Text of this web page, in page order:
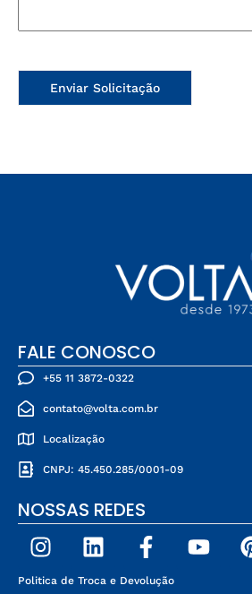
FALE CONOSCO
+55 11 3872-0322
contato@volta.com.br
Localização
CNPJ: 45.450.285/0001-09
NOSSAS REDES
Politica de Troca e Devolução